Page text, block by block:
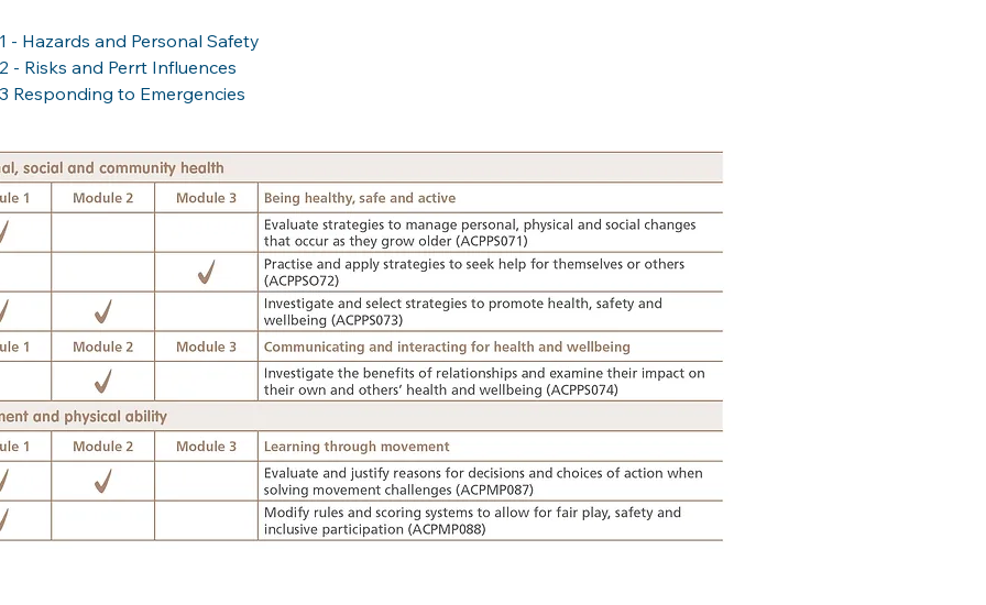
- Hazards and Personal Safety
- Risks and Perrt Influences
Responding to Emergencies